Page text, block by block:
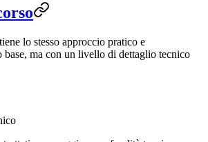
lo stesso approccio pratico e
base, ma con un livello di dettaglio tecnico